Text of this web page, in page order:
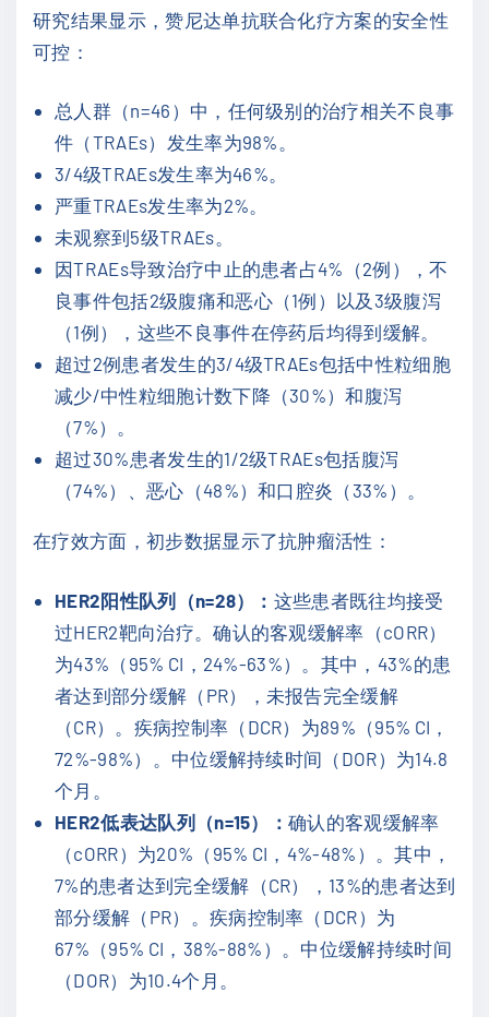
研究结果显示，赞尼达单抗联合化疗方案的安全性
可控：
总人群（n=46）中，任何级别的治疗相关不良事
件（TRAEs）发生率为98%。
3/4级TRAEs发生率为46%。
严重TRAEs发生率为2%。
未观察到5级TRAEs。
因TRAEs导致治疗中止的患者占4%（2例），不
良事件包括2级腹痛和恶心（1例）以及3级腹泻
（1例），这些不良事件在停药后均得到缓解。
超过2例患者发生的3/4级TRAEs包括中性粒细胞
减少/中性粒细胞计数下降（30%）和腹泻
（7%）。
超过30%患者发生的1/2级TRAEs包括腹泻
（74%）、恶心（48%）和口腔炎（33%）。
在疗效方面，初步数据显示了抗肿瘤活性：
HER2阳性队列（n=28）： 这些患者既往均接受
过HER2靶向治疗。确认的客观缓解率（cORR）
为43%（95% CI，24%-63%）。其中，43%的患
者达到部分缓解（PR），未报告完全缓解
（CR）。疾病控制率（DCR）为89%（95% CI，
72%-98%）。中位缓解持续时间（DOR）为14.8
个月。
HER2低表达队列（n=15）：确认的客观缓解率
（cORR）为20%（95% CI，4%-48%）。其中，
7%的患者达到完全缓解（CR），13%的患者达到
部分缓解（PR）。疾病控制率（DCR）为
67%（95% CI，38%-88%）。中位缓解持续时间
（DOR）为10.4个月。